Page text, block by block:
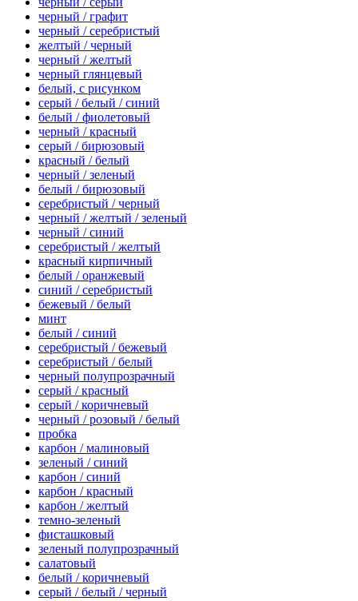
черный / графит
черный / серебристый
желтый / черный
черный / желтый
черный глянцевый
белый, с рисунком
серый / белый / синий
белый / фиолетовый
черный / красный
серый / бирюзовый
красный / белый
черный / зеленый
белый / бирюзовый
серебристый / черный
черный / желтый / зеленый
черный / синий
серебристый / желтый
красный кирпичный
белый / оранжевый
синий / серебристый
бежевый / белый
минт
белый / синий
серебристый / бежевый
серебристый / белый
черный полупрозрачный
серый / красный
серый / коричневый
черный / розовый / белый
пробка
карбон / малиновый
зеленый / синий
карбон / синий
карбон / красный
карбон / желтый
темно-зеленый
фисташковый
зеленый полупрозрачный
салатовый
белый / коричневый
серый / белый / черный